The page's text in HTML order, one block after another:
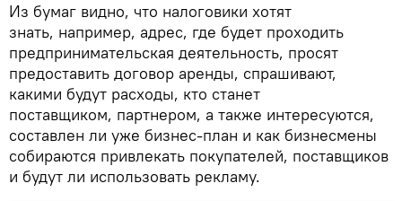
​Из бумаг видно, что налоговики хотят
знать, например, адрес, где будет проходить
предпринимательская деятельность, просят
предоставить договор аренды, спрашивают,
какими будут расходы, кто станет
поставщиком, партнером, а также интересуются,
составлен ли уже бизнес-план и как бизнесмены
собираются привлекать покупателей, поставщиков
и будут ли использовать рекламу.